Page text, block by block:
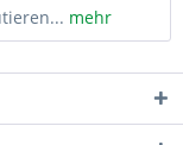
mehr